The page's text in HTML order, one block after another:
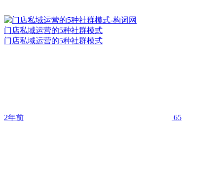
门店私域运营的5种社群模式
门店私域运营的5种社群模式
2年前 65